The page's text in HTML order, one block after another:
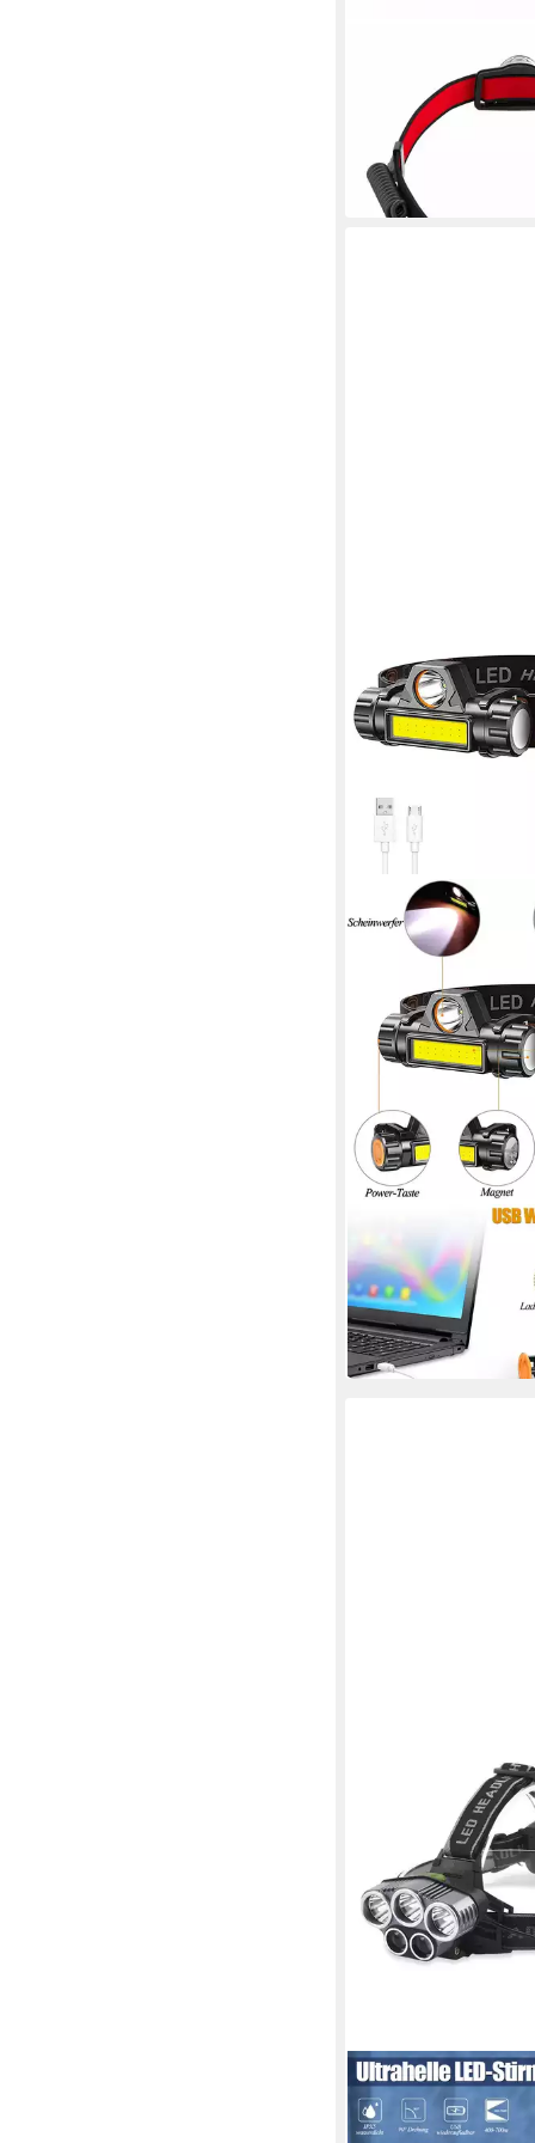
LED Stirnlampe H8R
UVP 99,90 €
in 3-4 Werktagen bei dir
LED Stirnlampe
Kopflampe IPX4
ab 8,99 € UVP14,99 €
-40%
in 2-3 Werktagen bei dir